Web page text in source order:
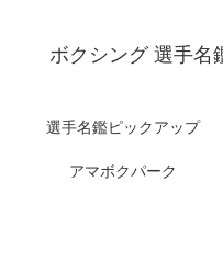
ボクシング 選手
選手名鑑ピックアップ
アマボクパーク